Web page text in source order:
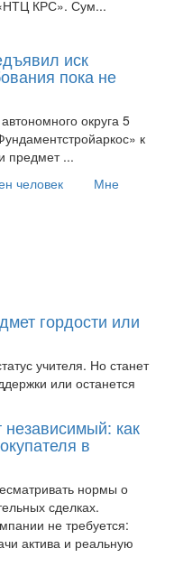
иск
пока не
округа 5
к
предмет ...
человек
гордости или
учителя. Но станет
или останется
как
в
нормы о
сделках.
не требуется:
актива и реальную